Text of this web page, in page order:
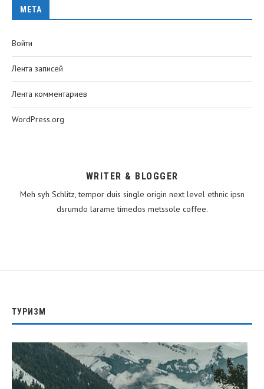
МЕТА
Войти
Лента записей
Лента комментариев
WordPress.org
WRITER & BLOGGER
Meh syh Schlitz, tempor duis single origin next level ethnic ipsn
dsrumdo larame timedos metssole coffee.
ТУРИЗМ